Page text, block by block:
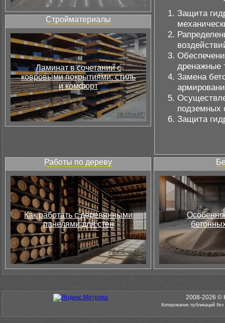
Стройматериалы
Ламинат в сочетании с
ковровыми покрытиями: стиль
и комфорт
Защита
дренажные
Замена
подземных
Защита
Работы по дереву
Как работать с деревянными
панелями для стен
2008-2026 ©
Копирование публикаций